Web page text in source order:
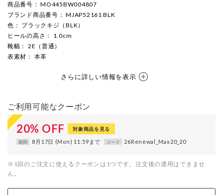
商品番号 ： MO445BW004807
ブランド商品番号 ： MJAP52161 BLK
色 ： ブラックキジ（BLK）
ヒールの高さ ： 1.0cm
靴幅 ： 2E（普通）
表素材 ： 本革
さらに詳しい情報を表示
ご利用可能なクーポン
20% OFF 対象商品を見る
期間 8月17日 (Mon) 11:59まで コード 26Renewal_Max20_20
※1回のご注文に使えるクーポンは1つです。注文後の適用はできませ
ん。